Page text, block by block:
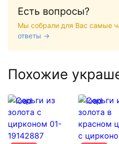
Есть вопросы?
Мы собрали для Вас самые
ответы →
Похожие